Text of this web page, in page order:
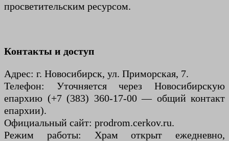
просветительским ресурсом.
Контакты и доступ
Адрес: г. Новосибирск, ул. Приморская, 7.
Телефон: Уточняется через Новосибирскую
епархию (+7 (383) 360-17-00 — общий контакт
епархии).
Официальный сайт: prodrom.cerkov.ru.
Режим работы: Храм открыт ежедневно,